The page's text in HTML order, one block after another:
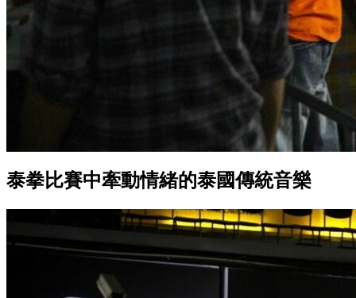
泰拳比賽中牽動情緒的泰國傳統音樂